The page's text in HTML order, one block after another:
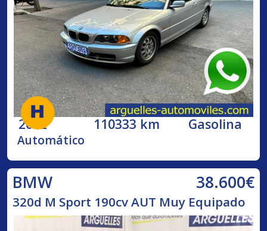
2002 110333 km Gasolina
Automático
BMW 38.600€
320d M Sport 190cv AUT Muy Equipado